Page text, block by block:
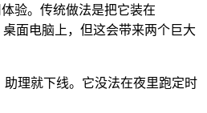
验。传统做法是把它装在
面电脑上，但这会带来两个巨大
理就下线。它没法在夜里跑定时